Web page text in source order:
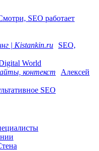
SEO работает
SEO,
World
Алексей
SEO